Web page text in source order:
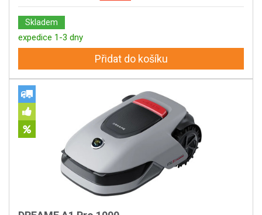
Skladem
expedice 1-3 dny
Přidat do košíku